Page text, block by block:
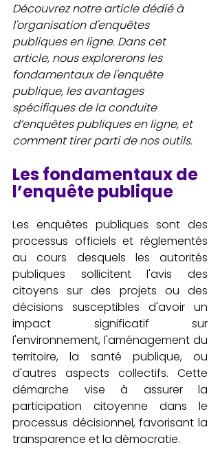
Découvrez notre article dédié à
l'organisation d'enquêtes
publiques en ligne. Dans cet
article, nous explorerons les
fondamentaux de l'enquête
publique, les avantages
spécifiques de la conduite
d’enquêtes publiques en ligne, et
comment tirer parti de nos outils.
Les fondamentaux de
l’enquête publique
Les enquêtes publiques sont des
processus officiels et réglementés
au cours desquels les autorités
publiques sollicitent l'avis des
citoyens sur des projets ou des
décisions susceptibles d'avoir un
impact significatif sur
l'environnement, l'aménagement du
territoire, la santé publique, ou
d'autres aspects collectifs. Cette
démarche vise à assurer la
participation citoyenne dans le
processus décisionnel, favorisant la
transparence et la démocratie.